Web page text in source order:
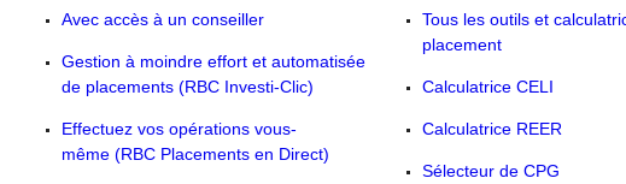
Avec accès à un conseiller
Gestion à moindre effort et automatisée
de placements (RBC Investi-Clic)
Effectuez vos opérations vous-
même (RBC Placements en Direct)
Tous les outils et
placement
Calculatrice CELI
Calculatrice REER
Sélecteur de CPG